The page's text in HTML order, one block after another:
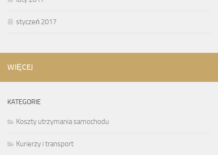
styczeń 2017
WIĘCEJ
KATEGORIE
Koszty utrzymania samochodu
Kurierzy i transport